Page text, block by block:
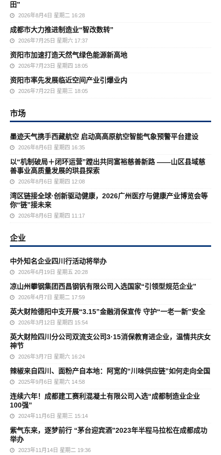
田”
2026年8月4日 星期二 16:28
成都市大力推进制造业“智改数转”
2026年7月25日 星期六 17:37
资阳市加速打造天然气绿色能源新高地
2026年7月23日 星期四 18:05
资阳市率先发展临近空间产业引爆业内
2026年7月22日 星期三 18:05
市场
墨迹天气携手西藏航空 启动高高原航空智能气象预警平台建设
2026年8月6日 星期四 16:35
以“机制破局＋闭环运营”蹚出共同富裕慈善新路 ——山区县域慈
善事业高质量发展的珙县探索
2026年8月6日 星期四 12:08
湾区链接全球·创新驱动健康，2026广州医疗与健康产业博览会等
你“链”接未来
2026年8月6日 星期四 11:17
企业
中外知名企业四川行活动将举办
2026年6月19日 星期五 20:28
凉山州攀钢集团西昌钢钒有限公司入选国家“引领型规范企业”
2026年4月7日 星期二 17:59
英大财险德阳中支开展“3.15”金融消保宣传 守护“一老一新”安全
2026年3月12日 星期四 15:54
英大财险四川分公司双流支公司3·15消保教育进企业，温情共庆女
神节
2026年3月7日 星期六 16:24
辣椒来自四川、面粉产自本地：阿宽的“川味供应链”如何走向全国
2025年9月6日 星期六 14:58
连续六年！成都建工赛利混凝土有限公司入选“成都制造业企业
100强”
2024年11月6日 星期三 15:14
紫气东来，逐梦前行 “茅台迎宾酒”2023年半程马拉松在成都成功
举办
2023年11月14日 星期二 19:36